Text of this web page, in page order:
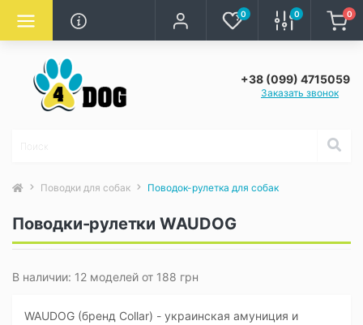
0 0 0
+38 (099) 4715059
Заказать звонок
Поводки для собак Поводок-рулетка для собак
Поводки-рулетки WAUDOG
В наличии: 12 моделей от 188 грн
WAUDOG (бренд Collar) - украинская амуниция и